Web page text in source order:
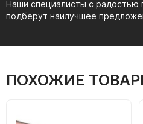
Наши специалисты с радостью
подберут наилучшее
ПОХОЖИЕ